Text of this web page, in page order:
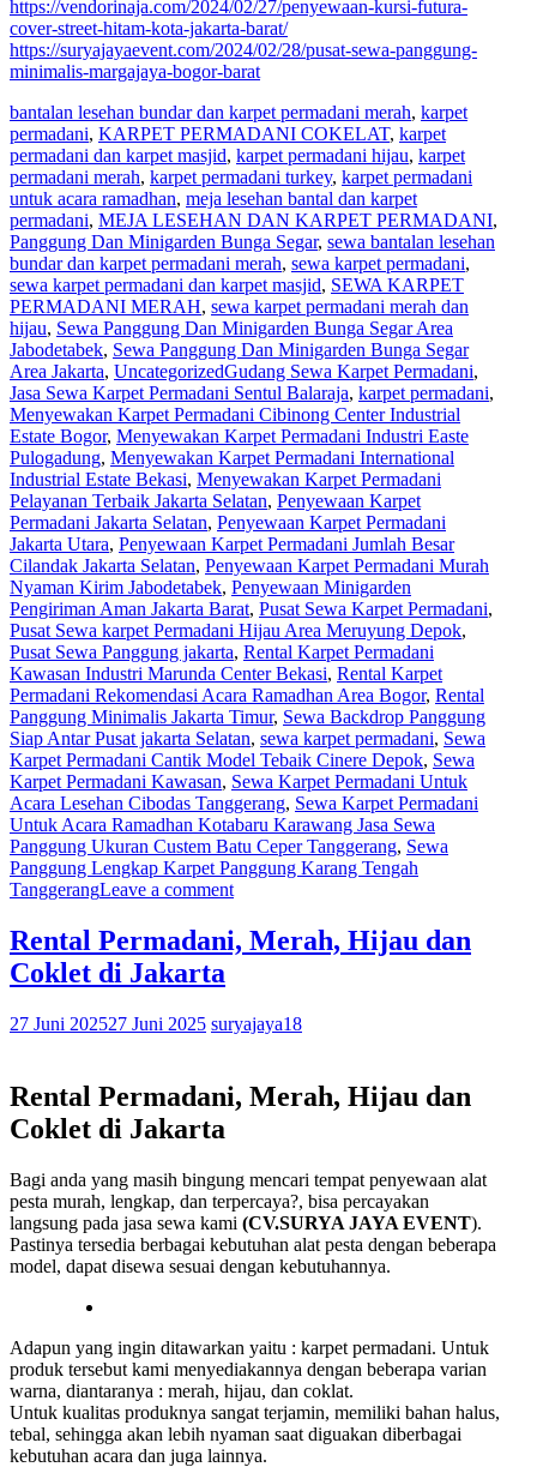
https://vendorinaja.com/2024/02/27/penyewaan-kursi-futura-
cover-street-hitam-kota-jakarta-barat/
https://suryajayaevent.com/2024/02/28/pusat-sewa-panggung-
minimalis-margajaya-bogor-barat
bantalan lesehan bundar dan karpet permadani merah, karpet
permadani, KARPET PERMADANI COKELAT, karpet
permadani dan karpet masjid, karpet permadani hijau, karpet
permadani merah, karpet permadani turkey, karpet permadani
untuk acara ramadhan, meja lesehan bantal dan karpet
permadani, MEJA LESEHAN DAN KARPET PERMADANI,
Panggung Dan Minigarden Bunga Segar, sewa bantalan lesehan
bundar dan karpet permadani merah, sewa karpet permadani,
sewa karpet permadani dan karpet masjid, SEWA KARPET
PERMADANI MERAH, sewa karpet permadani merah dan
hijau, Sewa Panggung Dan Minigarden Bunga Segar Area
Jabodetabek, Sewa Panggung Dan Minigarden Bunga Segar
Area Jakarta, UncategorizedGudang Sewa Karpet Permadani,
Jasa Sewa Karpet Permadani Sentul Balaraja, karpet permadani,
Menyewakan Karpet Permadani Cibinong Center Industrial
Estate Bogor, Menyewakan Karpet Permadani Industri Easte
Pulogadung, Menyewakan Karpet Permadani International
Industrial Estate Bekasi, Menyewakan Karpet Permadani
Pelayanan Terbaik Jakarta Selatan, Penyewaan Karpet
Permadani Jakarta Selatan, Penyewaan Karpet Permadani
Jakarta Utara, Penyewaan Karpet Permadani Jumlah Besar
Cilandak Jakarta Selatan, Penyewaan Karpet Permadani Murah
Nyaman Kirim Jabodetabek, Penyewaan Minigarden
Pengiriman Aman Jakarta Barat, Pusat Sewa Karpet Permadani,
Pusat Sewa karpet Permadani Hijau Area Meruyung Depok,
Pusat Sewa Panggung jakarta, Rental Karpet Permadani
Kawasan Industri Marunda Center Bekasi, Rental Karpet
Permadani Rekomendasi Acara Ramadhan Area Bogor, Rental
Panggung Minimalis Jakarta Timur, Sewa Backdrop Panggung
Siap Antar Pusat jakarta Selatan, sewa karpet permadani, Sewa
Karpet Permadani Cantik Model Tebaik Cinere Depok, Sewa
Karpet Permadani Kawasan, Sewa Karpet Permadani Untuk
Acara Lesehan Cibodas Tanggerang, Sewa Karpet Permadani
Untuk Acara Ramadhan Kotabaru Karawang Jasa Sewa
Panggung Ukuran Custem Batu Ceper Tanggerang, Sewa
Panggung Lengkap Karpet Panggung Karang Tengah
TanggerangLeave a comment
Rental Permadani, Merah, Hijau dan
Coklet di Jakarta
27 Juni 202527 Juni 2025 suryajaya18
Rental Permadani, Merah, Hijau dan
Coklet di Jakarta
Bagi anda yang masih bingung mencari tempat penyewaan alat
pesta murah, lengkap, dan terpercaya?, bisa percayakan
langsung pada jasa sewa kami (CV.SURYA JAYA EVENT).
Pastinya tersedia berbagai kebutuhan alat pesta dengan beberapa
model, dapat disewa sesuai dengan kebutuhannya.
Adapun yang ingin ditawarkan yaitu : karpet permadani. Untuk
produk tersebut kami menyediakannya dengan beberapa varian
warna, diantaranya : merah, hijau, dan coklat.
Untuk kualitas produknya sangat terjamin, memiliki bahan halus,
tebal, sehingga akan lebih nyaman saat diguakan diberbagai
kebutuhan acara dan juga lainnya.